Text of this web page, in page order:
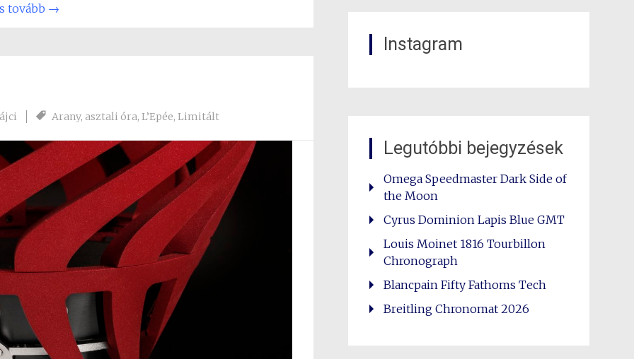
tovább →
Arany, asztali óra, L’Epée, Limitált
Instagram
Legutóbbi bejegyzések
Omega Speedmaster Dark Side of
the Moon
Cyrus Dominion Lapis Blue GMT
Louis Moinet 1816 Tourbillon
Chronograph
Blancpain Fifty Fathoms Tech
Breitling Chronomat 2026